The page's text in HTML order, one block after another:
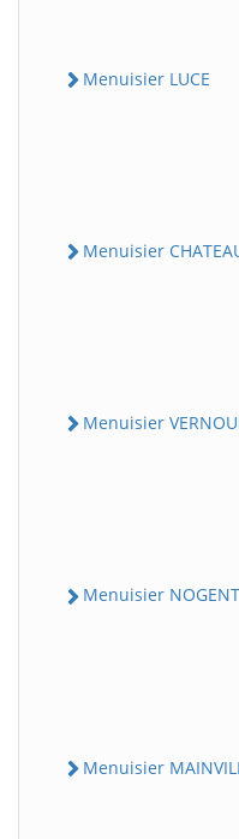
Menuisier LUCE
Menuisier
Menuisier
Menuisier
Menuisier